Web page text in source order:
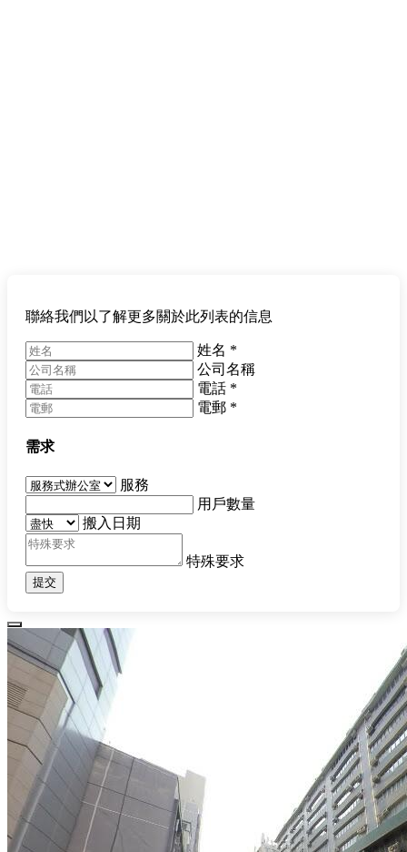
聯絡我們以了解更多關於此列表的信息
姓名 *
公司名稱
電話 *
電郵 *
需求
服務
用戶數量
搬入日期
特殊要求
提交